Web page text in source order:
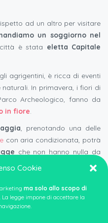
Cookie
ma solo allo scopo di
. La legge impone di accettare la
ad un altro per visitare
un soggiorno nel
è stata eletta Capitale
agrigentini, è ricca di eventi
In primavera, i fiori di
Archeologico, fanno da
in fiore.
, prenotando una delle
con aria condizionata, potrà
che non hanno nulla da
in Brasile; mentre chi ama la
“nero”:San Calogero.
al clima sempre mite e mai